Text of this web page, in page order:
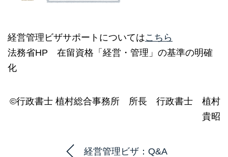
経営管理ビザサポートについてはこちら
法務省HP 在留資格「経営・管理」の基準の明確
化
©行政書士 植村総合事務所 所長 行政書士 植村
貴昭
経営管理ビザ：Q&A